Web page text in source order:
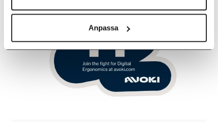
Anpassa